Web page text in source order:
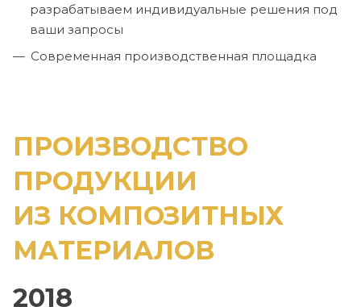
разрабатываем индивидуальные решения под
ваши запросы
Современная производственная площадка
ПРОИЗВОДСТВО
ПРОДУКЦИИ
ИЗ КОМПОЗИТНЫХ
МАТЕРИАЛОВ
2018